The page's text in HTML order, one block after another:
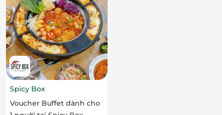
không thể thiếu cho những ai yêu ẩm thực nướng
Nhật.
Spicy Box
Voucher Buffet dành cho